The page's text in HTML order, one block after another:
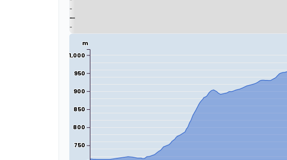
750
800
850
900
950
1,000
m